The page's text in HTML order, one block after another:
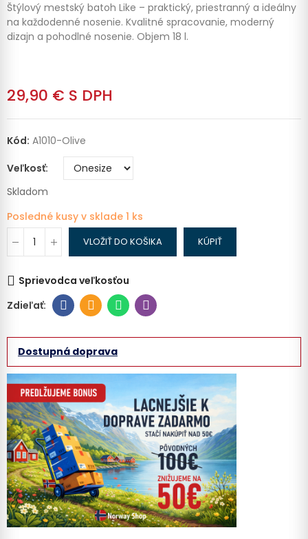
Štýlový mestský batoh Like – praktický, priestranný a ideálny
na každodenné nosenie. Kvalitné spracovanie, moderný
dizajn a pohodlné nosenie. Objem 18 l.
29,90 € S DPH
Kód: A1010-Olive
Veľkosť
Skladom
Posledné kusy v sklade 1 ks
VLOŽIŤ DO KOŠIKA KÚPIŤ
Sprievodca veľkosťou
Dostupná doprava